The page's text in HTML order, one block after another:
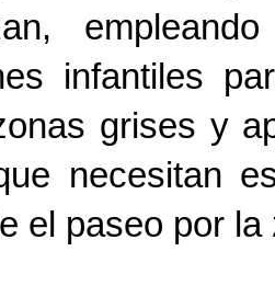
infantiles
grises y
necesitan
el paseo por la